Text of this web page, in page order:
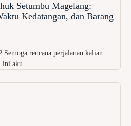
Setumbu Magelang:
Kedatangan, dan Barang
rencana perjalanan kalian
ini aku...